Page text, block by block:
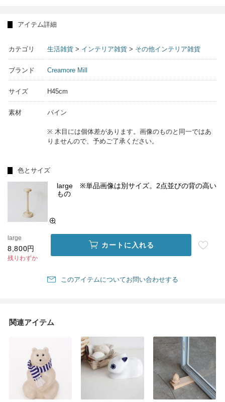
アイテム詳細
カテゴリ 生活雑貨 > インテリア雑貨 > その他インテリア雑貨
ブランド Creamore Mill
サイズ H45cm
素材 パイン
※ 木目には個体差があります。画像のものと同一ではあ
りませんので、予めご了承ください。
色とサイズ
large ※単品画像は別サイズ。2点並びの背の高い
もの
large
8,800円
残りわずか
カートに入れる
このアイテムについてお問い合わせする
関連アイテム